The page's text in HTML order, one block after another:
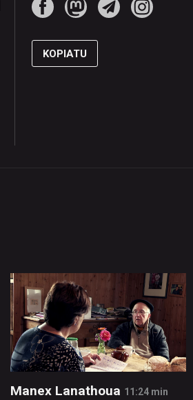
KOPIATU
Manex Lanathoua 11:24 min